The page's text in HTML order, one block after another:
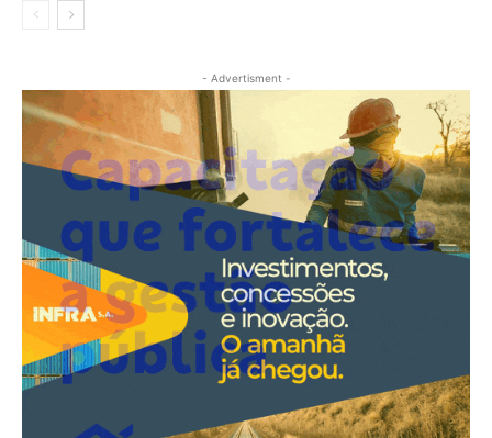
- Advertisment -